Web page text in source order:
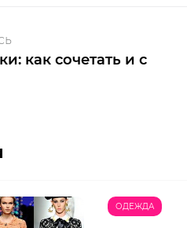
как сочетать и с
ОДЕЖДА